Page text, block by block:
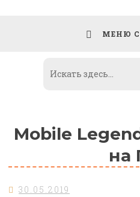
МЕНЮ
Mobile
на
30.05.2019